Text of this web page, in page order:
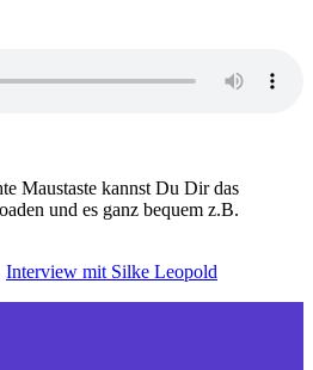
Maustaste kannst Du Dir das
und es ganz bequem z.B.
Interview mit Silke Leopold